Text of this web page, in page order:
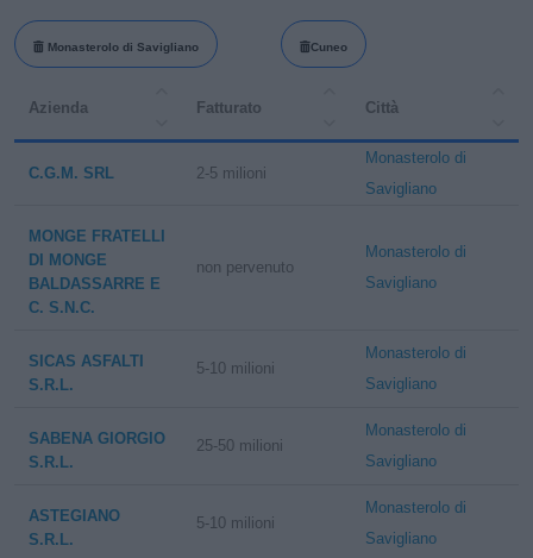
Monasterolo di Savigliano Cuneo
Azienda Fatturato Città
C.G.M. SRL 2-5 milioni
Monasterolo di
Savigliano
MONGE FRATELLI
DI MONGE
BALDASSARRE E
C. S.N.C.
non pervenuto
Monasterolo di
Savigliano
SICAS ASFALTI
S.R.L.
5-10 milioni
Monasterolo di
Savigliano
SABENA GIORGIO
S.R.L.
25-50 milioni
Monasterolo di
Savigliano
ASTEGIANO
S.R.L.
5-10 milioni
Monasterolo di
Savigliano